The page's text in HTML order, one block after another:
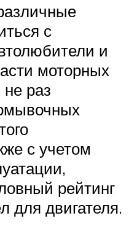
с
и
моторных
раз
с учетом
рейтинг
для двигателя.